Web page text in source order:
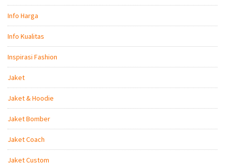
Info Harga
Info Kualitas
Inspirasi Fashion
Jaket
Jaket & Hoodie
Jaket Bomber
Jaket Coach
Jaket Custom